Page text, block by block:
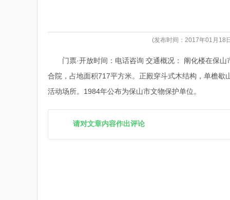
(发布时间：2017年01月18
门票·开放时间：电话咨询 交通概况： 阐化楼在保
合院，占地面积717平方米。正殿穿斗式木结构，单檐
活动场所。1984年公布为保山市文物保护单位。
请对文章内容作出评论